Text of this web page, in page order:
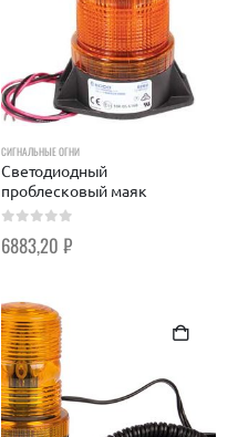
СИГНАЛЬНЫЕ ОГНИ
Светодиодный
проблесковый маяк
6883,20 ₽